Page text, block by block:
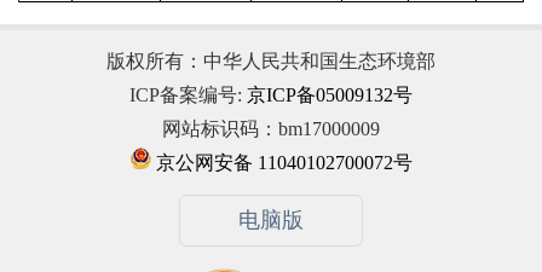
版权所有：中华人民共和国生态环境部
ICP备案编号: 京ICP备05009132号
网站标识码：bm17000009
京公网安备 11040102700072号
电脑版